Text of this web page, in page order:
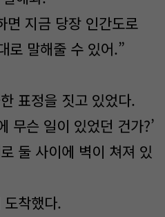
면 지금 당장 인간도로
로 말해줄 수 있어.”
표정을 짓고 있었다.
무슨 일이 있었던 건가?’
둘 사이에 벽이 쳐져 있
착했다.